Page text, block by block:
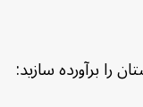
را برآورده سازید: